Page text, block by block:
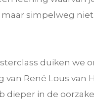
simpelweg
duiken we
van René Lous van
dieper in de